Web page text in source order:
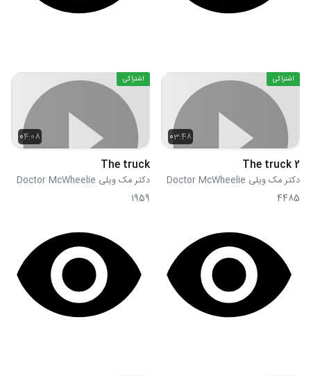
03:48
اشتراکی
The truck 2
دکتر مک ویلی Doctor McWheelie
4485
04:08
اشتراکی
The truck
دکتر مک ویلی Doctor McWheelie
1959